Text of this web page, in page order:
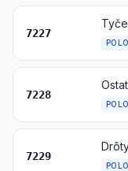
7227
7228
7229